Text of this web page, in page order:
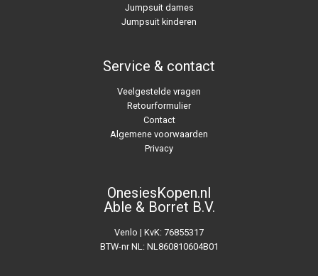
Jumpsuit dames
Jumpsuit kinderen
Service & contact
Veelgestelde vragen
Retourformulier
Contact
Algemene voorwaarden
Privacy
OnesiesKopen.nl
Able & Borret B.V.
Venlo | KvK: 76855317
BTW-nr NL: NL860810604B01